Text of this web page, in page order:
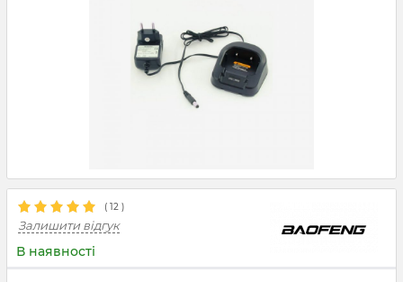
( 12 )
Залишити відгук
В наявності